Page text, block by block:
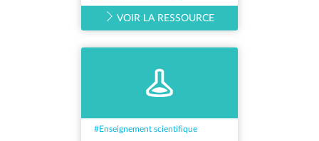
VOIR LA RESSOURCE
#Enseignement scientifique